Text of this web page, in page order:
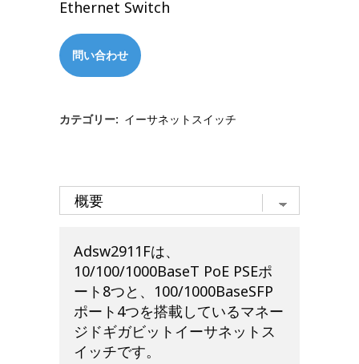
Ethernet Switch
問い合わせ
カテゴリー: イーサネットスイッチ
Adsw2911Fは、
10/100/1000BaseT PoE PSEポ
ート8つと、100/1000BaseSFP
ポート4つを搭載しているマネー
ジドギガビットイーサネットス
イッチです。